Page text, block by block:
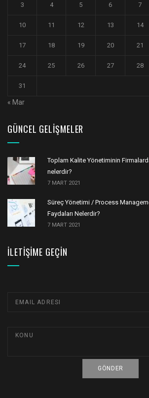
3 4 5 6 7
10 11 12 13 14
17 18 19 20 21
24 25 26 27 28
31
« Mar
GÜNCEL GELIŞMELER
Toplam Kalite Yönetiminin
nelerdir?
7 MART 2021
Süreç Yönetimi / Process
Faydaları Nelerdir?
7 MART 2021
İLETIŞIME GEÇIN